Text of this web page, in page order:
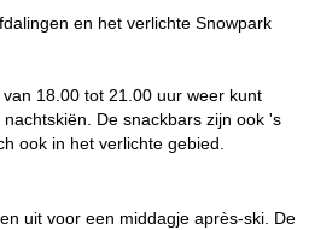
en het verlichte Snowpark
18.00 tot 21.00 uur weer kunt
De snackbars zijn ook 's
ook in het verlichte gebied.
uit voor een middagje après-ski. De